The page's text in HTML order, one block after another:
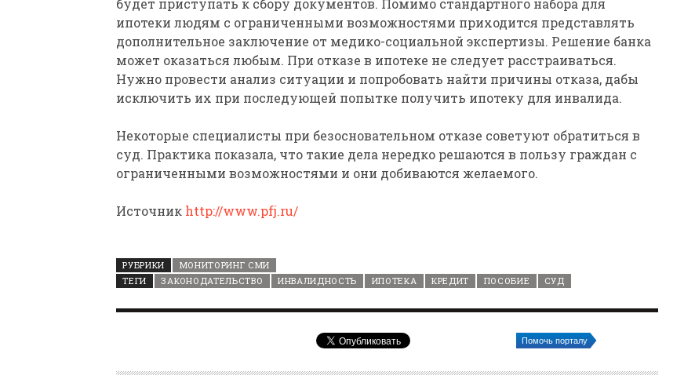
будет приступать к сбору документов. Помимо стандартного набора для
ипотеки людям с ограниченными возможностями приходится представлять
дополнительное заключение от медико-социальной экспертизы. Решение банка
может оказаться любым. При отказе в ипотеке не следует расстраиваться.
Нужно провести анализ ситуации и попробовать найти причины отказа, дабы
исключить их при последующей попытке получить ипотеку для инвалида.
Некоторые специалисты при безосновательном отказе советуют обратиться в
суд. Практика показала, что такие дела нередко решаются в пользу граждан с
ограниченными возможностями и они добиваются желаемого.
Источник http://www.pfj.ru/
РУБРИКИ
МОНИТОРИНГ СМИ
ТЕГИ
ЗАКОНОДАТЕЛЬСТВО ИНВАЛИДНОСТЬ ИПОТЕКА КРЕДИТ ПОСОБИЕ СУД
Помочь порталу